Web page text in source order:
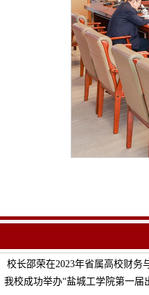
校长邵荣在2023年省属高校财务
我校成功举办“盐城工学院第一届